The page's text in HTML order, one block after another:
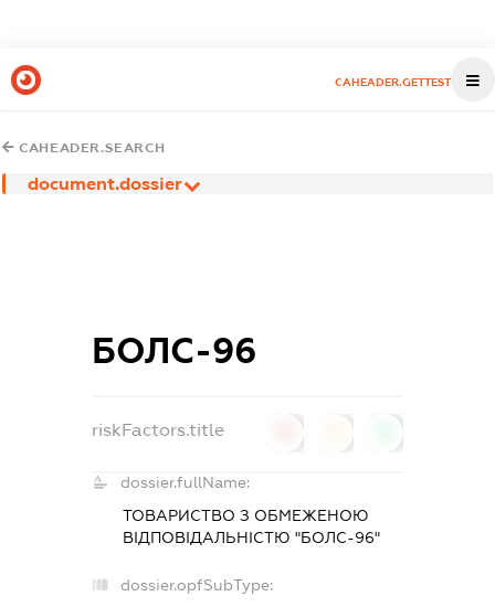
CAHEADER.GETTEST
CAHEADER.SEARCH
document.dossier
БОЛС-96
riskFactors.title
dossier.fullName:
ТОВАРИСТВО З ОБМЕЖЕНОЮ
ВІДПОВІДАЛЬНІСТЮ "БОЛС-96"
dossier.opfSubType: